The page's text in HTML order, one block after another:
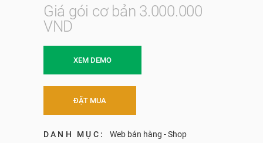
Giá gói cơ bản 3.000.000
VND
XEM DEMO
ĐẶT MUA
DANH MỤC:
Web bán hàng - Shop